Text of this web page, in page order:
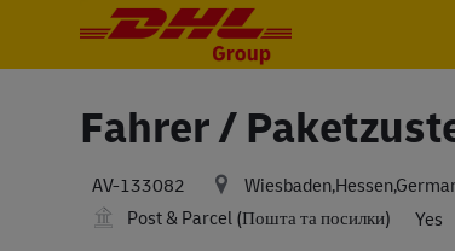
Fahrer /
AV-133082
Post & Parcel (Пошта та посилки)
Yes